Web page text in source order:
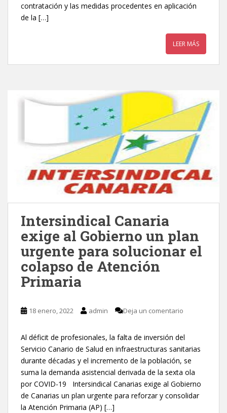
contratación y las medidas procedentes en aplicación
de la […]
LEER MÁS
Intersindical Canaria
exige al Gobierno un plan
urgente para solucionar el
colapso de Atención
Primaria
18 enero, 2022 admin Deja un comentario
Al déficit de profesionales, la falta de inversión del
Servicio Canario de Salud en infraestructuras sanitarias
durante décadas y el incremento de la población, se
suma la demanda asistencial derivada de la sexta ola
por COVID-19 Intersindical Canarias exige al Gobierno
de Canarias un plan urgente para reforzar y consolidar
la Atención Primaria (AP) […]